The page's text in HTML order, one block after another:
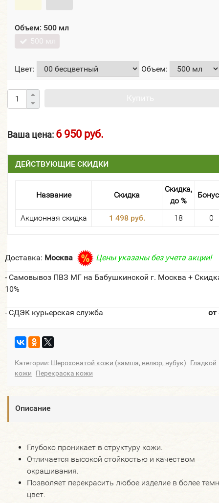
Объем: 500 мл
500 мл
Цвет: Объем:
Ваша цена: 6 950 руб.
ДЕЙСТВУЮЩИЕ СКИДКИ
Название Скидка
Скидка,
до %
Акционная скидка 1 498 руб. 18 0
Доставка: Москва Цены указаны без учета акции!
- Самовывоз ПВЗ МГ на Бабушкинской г. Москва +
10%
- СДЭК курьерская служба
Категории: Шероховатой кожи (замша, велюр, нубук)
Гладкой
кожи
Перекраска кожи
Описание
Глубоко проникает в структуру кожи.
Отличается высокой стойкостью и качеством
окрашивания.
Позволяет перекрасить любое изделие в более
цвет.